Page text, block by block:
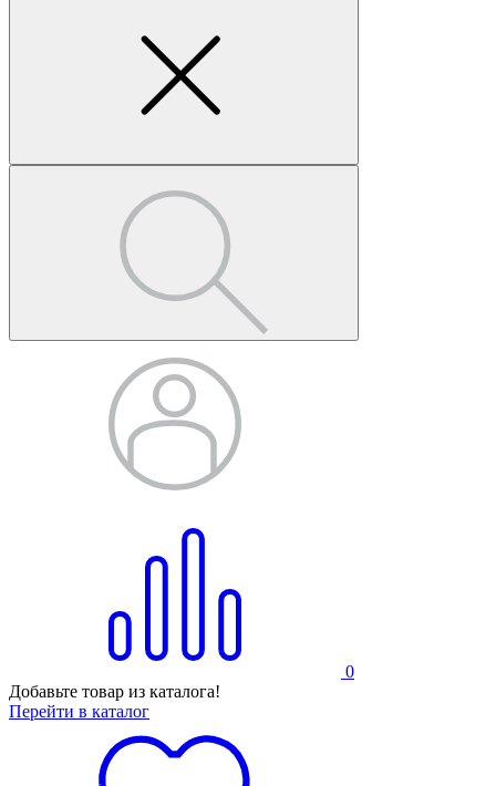
0
Добавьте товар из каталога!
Перейти в каталог